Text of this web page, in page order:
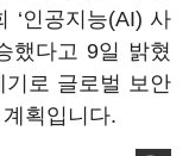
‘인공지능(AI) 사
했다고 9일 밝혔
기로 글로벌 보안
획입니다.